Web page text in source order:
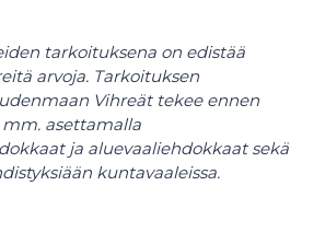
tarkoituksena on edistää
arvoja. Tarkoituksen
Vihreät tekee ennen
asettamalla
ja aluevaaliehdokkaat sekä
kuntavaaleissa.